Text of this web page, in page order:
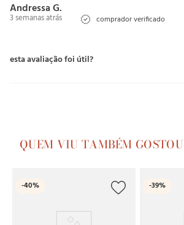
Andressa G.
3 semanas atrás comprador verificado
esta avaliação foi útil?
QUEM VIU TAMBÉM GOSTOU
-40% -39%